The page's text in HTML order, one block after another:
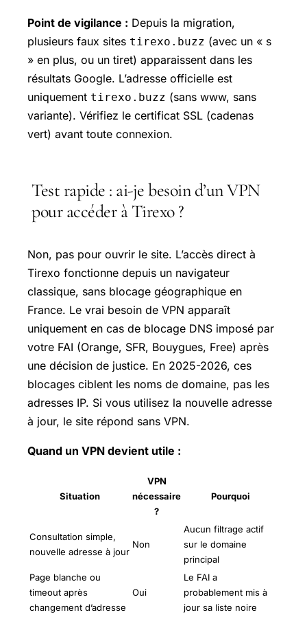
Point de vigilance : Depuis la migration,
plusieurs faux sites tirexo.buzz (avec un « s
» en plus, ou un tiret) apparaissent dans les
résultats Google. L’adresse officielle est
uniquement tirexo.buzz (sans www, sans
variante). Vérifiez le certificat SSL (cadenas
vert) avant toute connexion.
Test rapide : ai-je besoin d’un VPN
pour accéder à Tirexo ?
Non, pas pour ouvrir le site. L’accès direct à
Tirexo fonctionne depuis un navigateur
classique, sans blocage géographique en
France. Le vrai besoin de VPN apparaît
uniquement en cas de blocage DNS imposé par
votre FAI (Orange, SFR, Bouygues, Free) après
une décision de justice. En 2025-2026, ces
blocages ciblent les noms de domaine, pas les
adresses IP. Si vous utilisez la nouvelle adresse
à jour, le site répond sans VPN.
Quand un VPN devient utile :
Situation
VPN
nécessaire
?
Pourquoi
Consultation simple,
nouvelle adresse à jour
Non
Aucun filtrage actif
sur le domaine
principal
Page blanche ou
timeout après
changement d’adresse
Oui
Le FAI a
probablement mis à
jour sa liste noire